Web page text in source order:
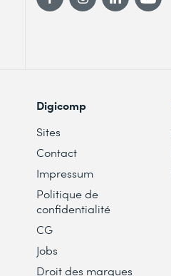
Digicomp
Sites
Contact
Impressum
Politique de
confidentialité
CG
Jobs
Droit des marques